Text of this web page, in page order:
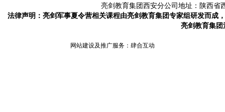
亮剑教育集团西安分公司地址：陕西省
法律声明：亮剑军事夏令营相关课程由亮剑教育集团专家组研发而成
亮剑教育集
网站建设及推广服务： 肆合互动